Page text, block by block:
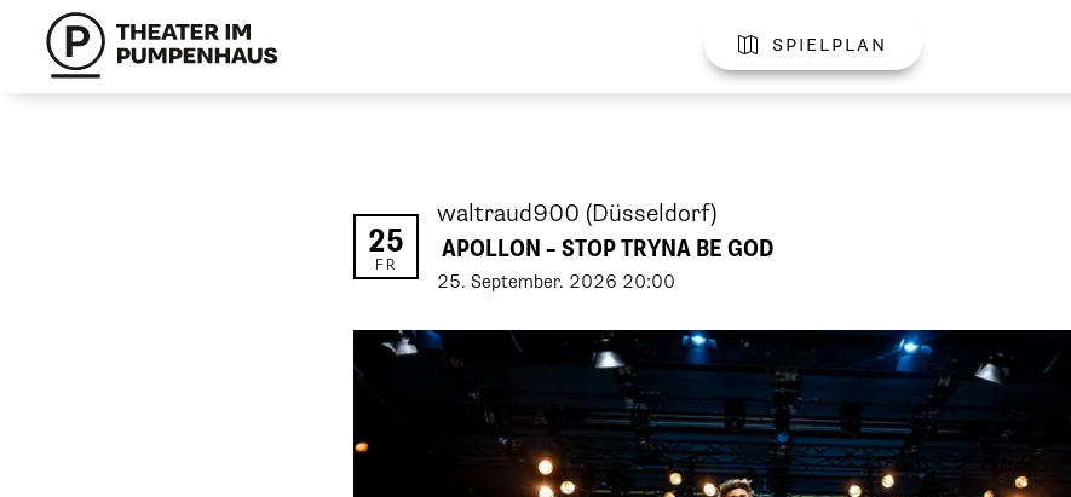
 spielplan
25
FR
waltraud900 (Düsseldorf)
APOLLON – STOP TRYNA BE GOD
25. September. 2026 20:00